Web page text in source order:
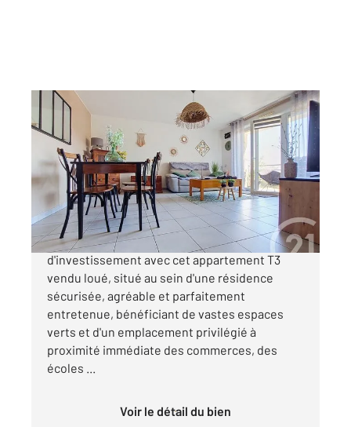
GUERET 23
62,19 m
, 3 pièces
Ref : 3962
Appartement F3 à vendre
98 000 €
Saisissez cette belle opportunité
d'investissement avec cet appartement T3
vendu loué, situé au sein d'une résidence
sécurisée, agréable et parfaitement
entretenue, bénéficiant de vastes espaces
verts et d'un emplacement privilégié à
proximité immédiate des commerces, des
écoles ...
Voir le détail du bien